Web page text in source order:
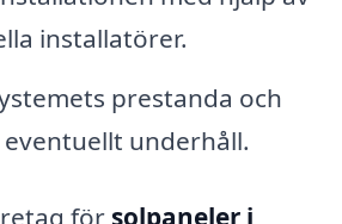
installatörer.
prestanda och
underhåll.
för solpaneler i